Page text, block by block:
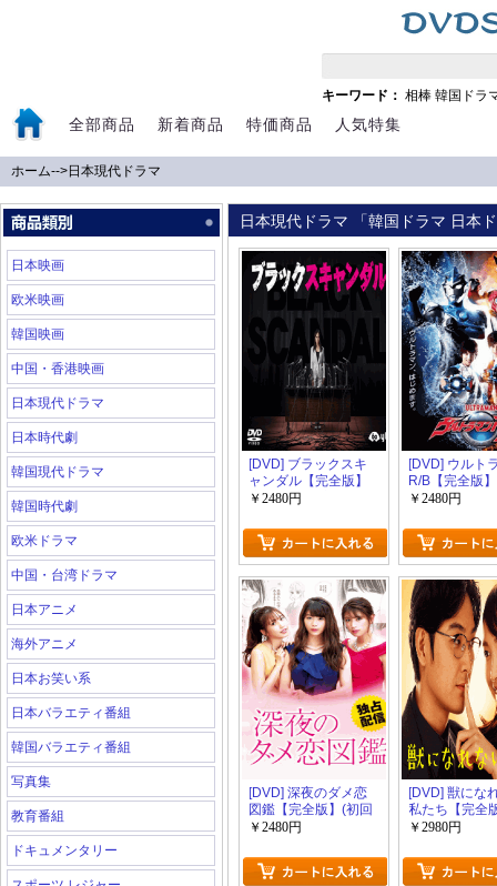
キーワード： 相棒 韓国ドラ
全部商品 新着商品 特価商品 人気特集
ホーム-->日本現代ドラマ
日本映画
欧米映画
韓国映画
中国・香港映画
日本現代ドラマ
日本時代劇
韓国現代ドラマ
韓国時代劇
欧米ドラマ
中国・台湾ドラマ
日本アニメ
海外アニメ
日本お笑い系
日本バラエティ番組
韓国バラエティ番組
写真集
教育番組
ドキュメンタリー
日本現代ドラマ 「韓国ドラマ 日本
[DVD] ブラックスキ
ャンダル【完全版】
(初回生産限定版)
￥2480円
[DVD] ウルト
R/B【完全版
生産限定版)
￥2480円
[DVD] 深夜のダメ恋
図鑑【完全版】(初回
生産限定版)
￥2480円
[DVD] 獣にな
私たち【完全
回生産限定版)
￥2980円